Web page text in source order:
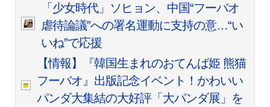
「少女時代」ソヒョン、中国“フーバオ
虐待論議”への署名運動に支持の意…“い
いね”で応援
【情報】『韓国生まれのおてんば姫 熊猫
フーバオ』出版記念イベント！かわいい
パンダ大集結の大好評「大パンダ展」を